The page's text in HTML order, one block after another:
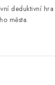
deduktivní
města.